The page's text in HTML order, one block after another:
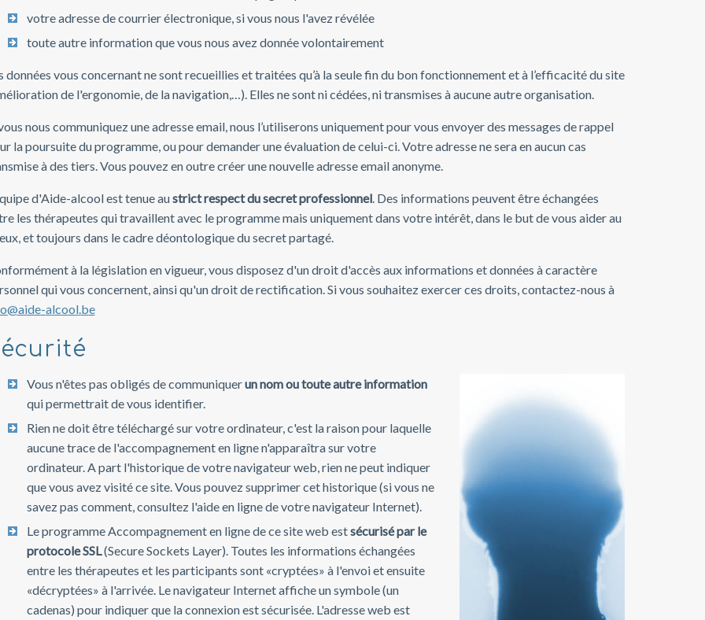
votre adresse de courrier électronique, si vous nous l'avez révélée
toute autre information que vous nous avez donnée volontairement
données vous concernant ne sont recueillies et traitées qu’à la seule fin du bon fonctionnement et à l’efficacité du site
de l'ergonomie, de la navigation,…). Elles ne sont ni cédées, ni transmises à aucune autre organisation.
nous communiquez une adresse email, nous l’utiliserons uniquement pour vous envoyer des messages de rappel
la poursuite du programme, ou pour demander une évaluation de celui-ci. Votre adresse ne sera en aucun cas
à des tiers. Vous pouvez en outre créer une nouvelle adresse email anonyme.
d'Aide-alcool est tenue austrict respect du secret professionnel. Des informations peuvent être échangées
les thérapeutes qui travaillent avec le programme mais uniquement dans votre intérêt, dans le but de vous aider au
et toujours dans le cadre déontologique du secret partagé.
à la législation en vigueur, vous disposez d'un droit d'accès aux informations et données à caractère
qui vous concernent, ainsi qu'un droit de rectification. Si vous souhaitez exercer ces droits, contactez-nous à
o@aide-alcool.be
Vous n'êtes pas obligés de communiquerun nom ou toute autre information
qui permettrait de vous identifier.
Rien ne doit être téléchargé sur votre ordinateur, c'est la raison pour laquelle
aucune trace de l'accompagnement en ligne n'apparaîtra sur votre
ordinateur. A part l'historique de votre navigateur web, rien ne peut indiquer
que vous avez visité ce site. Vous pouvez supprimer cet historique (si vous ne
savez pas comment, consultez l'aide en ligne de votre navigateur Internet).
Le programme Accompagnement en ligne de ce site web estsécurisé par le
protocole SSL(Secure Sockets Layer). Toutes les informations échangées
entre les thérapeutes et les participants sont «cryptées» à l'envoi et ensuite
«décryptées» à l'arrivée. Le navigateur Internet affiche un symbole (un
cadenas) pour indiquer que la connexion est sécurisée. L'adresse web est